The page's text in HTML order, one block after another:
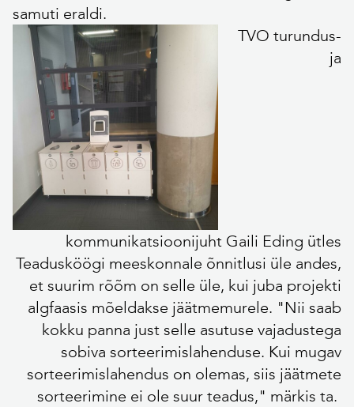
samuti eraldi.
TVO turundus-
ja
kommunikatsioonijuht Gaili Eding ütles
Teadusköögi meeskonnale õnnitlusi üle andes,
et suurim rõõm on selle üle, kui juba projekti
algfaasis mõeldakse jäätmemurele. "Nii saab
kokku panna just selle asutuse vajadustega
sobiva sorteerimislahenduse. Kui mugav
sorteerimislahendus on olemas, siis jäätmete
sorteerimine ei ole suur teadus," märkis ta.